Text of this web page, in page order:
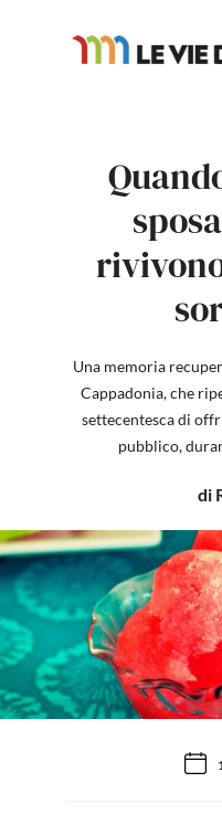
Una memoria
Cappadonia, che
settecentesca di
pubblico,
di